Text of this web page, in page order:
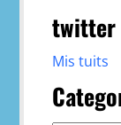
twitter
Mis tuits